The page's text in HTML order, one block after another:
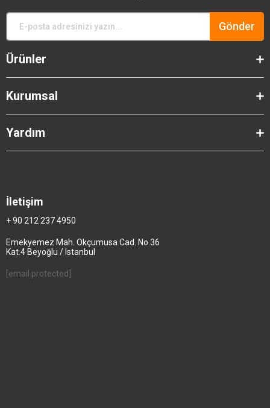
Gönder
Ürünler
Kurumsal
Yardım
İletişim
+ 90 212 237 4950
Emekyemez Mah. Okçumusa Cad. No.36
Kat.4 Beyoğlu / Istanbul
[email protected]